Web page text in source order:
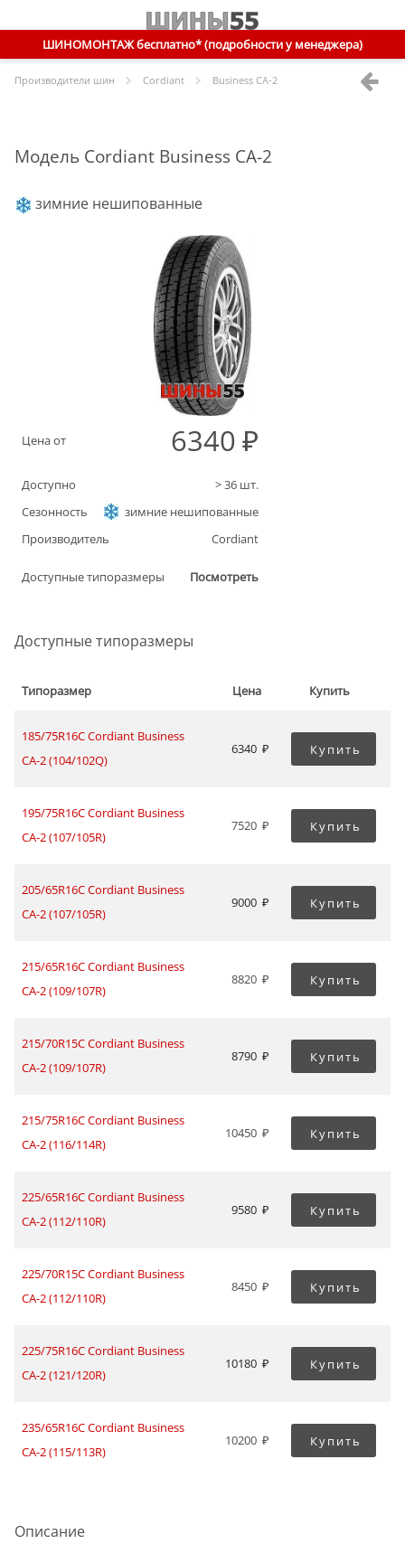
ШИНОМОНТАЖ бесплатно* (подробности у менеджера)
Производители шин Cordiant Business CA-2
Модель Cordiant Business CA-2
зимние нешипованные
Цена от 6340
Доступно >36шт.
Сезонность
зимние нешипованные
Производитель
Cordiant
Доступные типоразмеры Посмотреть
Доступные типоразмеры
Типоразмер Цена Купить
185/75R16C Cordiant Business
CA-2 (104/102Q)
6340 Купить
195/75R16C Cordiant Business
CA-2 (107/105R)
7520 Купить
205/65R16C Cordiant Business
CA-2 (107/105R)
9000 Купить
215/65R16C Cordiant Business
CA-2 (109/107R)
8820 Купить
215/70R15C Cordiant Business
CA-2 (109/107R)
8790 Купить
215/75R16C Cordiant Business
CA-2 (116/114R)
10450 Купить
225/65R16C Cordiant Business
CA-2 (112/110R)
9580 Купить
225/70R15C Cordiant Business
CA-2 (112/110R)
8450 Купить
225/75R16C Cordiant Business
CA-2 (121/120R)
10180 Купить
235/65R16C Cordiant Business
CA-2 (115/113R)
10200 Купить
Описание